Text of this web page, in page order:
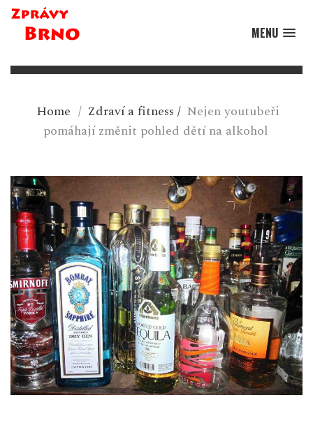
MENU
Home / Zdraví a fitness / Nejen youtubeři
pomáhají změnit pohled dětí na alkohol